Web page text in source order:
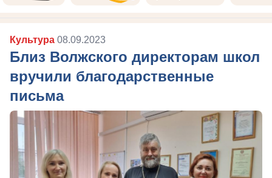
Культура 08.09.2023
Близ Волжского директорам школ
вручили благодарственные
письма